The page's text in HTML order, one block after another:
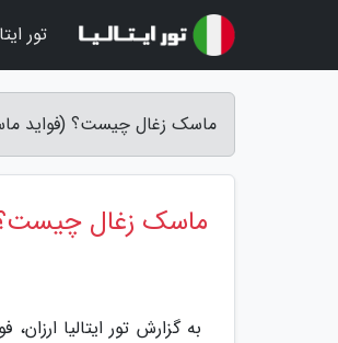
ماسک زغال چیست؟ (فواید
ماسک زغال
به گزارش تور ایتالیا
تور